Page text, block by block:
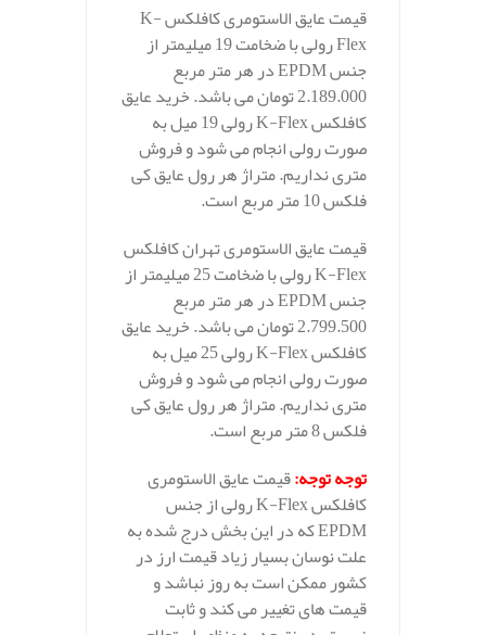
قیمت عایق الاستومری کافلکس K-
Flex رولی با ضخامت 19 میلیمتر از
جنس EPDM در هر متر مربع
2.189.000 تومان می باشد. خرید عایق
کافلکس K-Flex رولی 19 میل به
صورت رولی انجام می شود و فروش
متری نداریم. متراژ هر رول عایق کی
فلکس 10 متر مربع است.
قیمت عایق الاستومری تهران کافلکس
K-Flex رولی با ضخامت 25 میلیمتر از
جنس EPDM در هر متر مربع
2.799.500 تومان می باشد. خرید عایق
کافلکس K-Flex رولی 25 میل به
صورت رولی انجام می شود و فروش
متری نداریم. متراژ هر رول عایق کی
فلکس 8 متر مربع است.
توجه توجه:قیمت عایق الاستومری
کافلکس K-Flex رولی از جنس
EPDM که در این بخش درج شده به
علت نوسان بسیار زیاد قیمت ارز در
کشور ممکن است به روز نباشد و
قیمت های تغییر می کند و ثابت